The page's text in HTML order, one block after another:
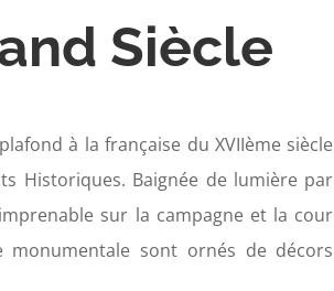
Siècle
à la française du XVIIème siècle
Historiques. Baignée de lumière par
sur la campagne et la cour
monumentale sont ornés de décors